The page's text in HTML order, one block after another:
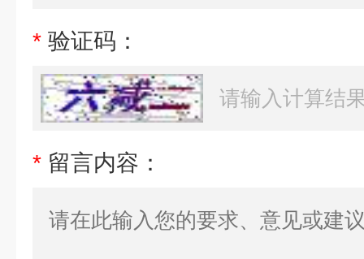
* 验证码：
* 留言内容：